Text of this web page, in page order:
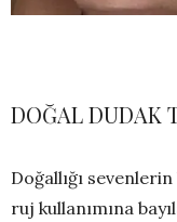
DOĞAL DUDAK
Doğallığı
ruj kullanımına